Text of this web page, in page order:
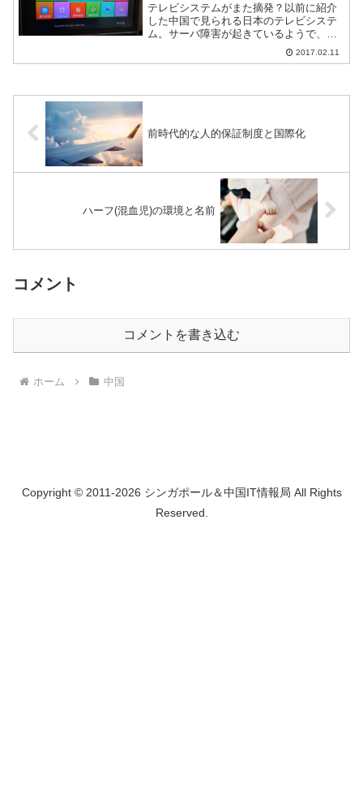
テレビシステムがまた摘発？以前に紹介
した中国で見られる日本のテレビシステ
ム。サーバ障害が起きているようで、昨
日の夜から接続が悪くなっている。対処
2017.02.11
前時代的な人的保証制度と国際化
ハーフ(混血児)の環境と名前
コメント
コメントを書き込む
ホーム 中国
Copyright © 2011-2026 シンガポール＆中国IT情報局 All Rights
Reserved.